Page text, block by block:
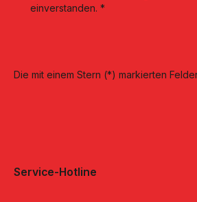
einverstanden. *
Die mit einem Stern (*) markierten
Service-Hotline